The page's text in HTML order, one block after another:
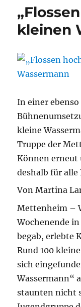
kleinen
In einer
kleine
Truppe der
Können erneut
deshalb für
Von Martina
Mettenheim –
Wochenende
begab, erlebte
Rund 100
sich
Wassermann“
staunten nicht